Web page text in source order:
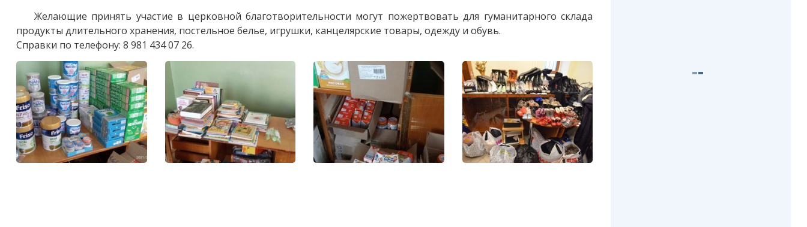
Желающие принять участие в церковной благотворительности могут пожертвовать для гуманитарного склада
продукты длительного хранения, постельное белье, игрушки, канцелярские товары, одежду и обувь.
Справки по телефону: 8 981 434 07 26.